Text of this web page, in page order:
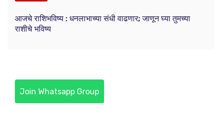
आजचे राशिभविष्य : धनलाभाच्या संधी वाढणार; जाणून घ्या तुमच्या
राशीचे भविष्य
Join Whatsapp Group